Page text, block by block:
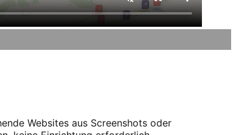
Websites aus Screenshots oder